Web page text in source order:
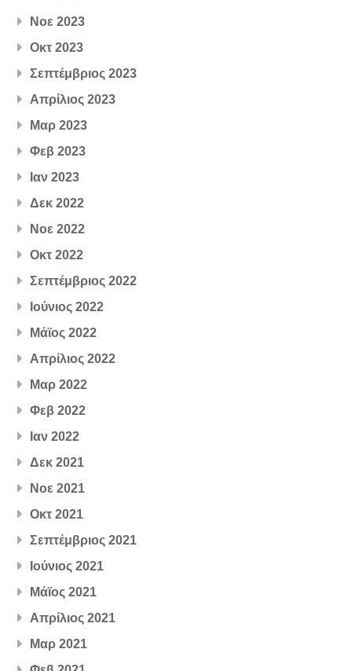
Νοε 2023
Οκτ 2023
Σεπτέμβριος 2023
Απρίλιος 2023
Μαρ 2023
Φεβ 2023
Ιαν 2023
Δεκ 2022
Νοε 2022
Οκτ 2022
Σεπτέμβριος 2022
Ιούνιος 2022
Μάϊος 2022
Απρίλιος 2022
Μαρ 2022
Φεβ 2022
Ιαν 2022
Δεκ 2021
Νοε 2021
Οκτ 2021
Σεπτέμβριος 2021
Ιούνιος 2021
Μάϊος 2021
Απρίλιος 2021
Μαρ 2021